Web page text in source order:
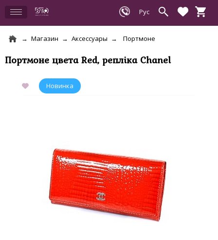
Магазин Аксессуары Портмоне
Портмоне цвета Red, репліка Chanel